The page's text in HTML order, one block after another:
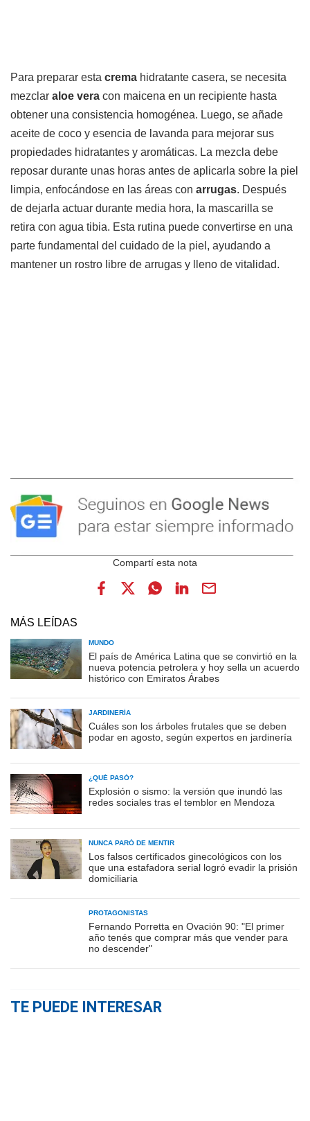
Para preparar esta crema hidratante casera, se necesita
mezclar aloe vera con maicena en un recipiente hasta
obtener una consistencia homogénea. Luego, se añade
aceite de coco y esencia de lavanda para mejorar sus
propiedades hidratantes y aromáticas. La mezcla debe
reposar durante unas horas antes de aplicarla sobre la piel
limpia, enfocándose en las áreas con arrugas. Después
de dejarla actuar durante media hora, la mascarilla se
retira con agua tibia. Esta rutina puede convertirse en una
parte fundamental del cuidado de la piel, ayudando a
mantener un rostro libre de arrugas y lleno de vitalidad.
MÁS LEÍDAS
MUNDO
El país de América Latina que se convirtió en la
nueva potencia petrolera y hoy sella un acuerdo
histórico con Emiratos Árabes
JARDINERÍA
Cuáles son los árboles frutales que se deben
podar en agosto, según expertos en jardinería
¿QUÉ PASÓ?
Explosión o sismo: la versión que inundó las
redes sociales tras el temblor en Mendoza
NUNCA PARÓ DE MENTIR
Los falsos certificados ginecológicos con los
que una estafadora serial logró evadir la prisión
domiciliaria
PROTAGONISTAS
Fernando Porretta en Ovación 90: "El primer
año tenés que comprar más que vender para
no descender"
TE PUEDE INTERESAR